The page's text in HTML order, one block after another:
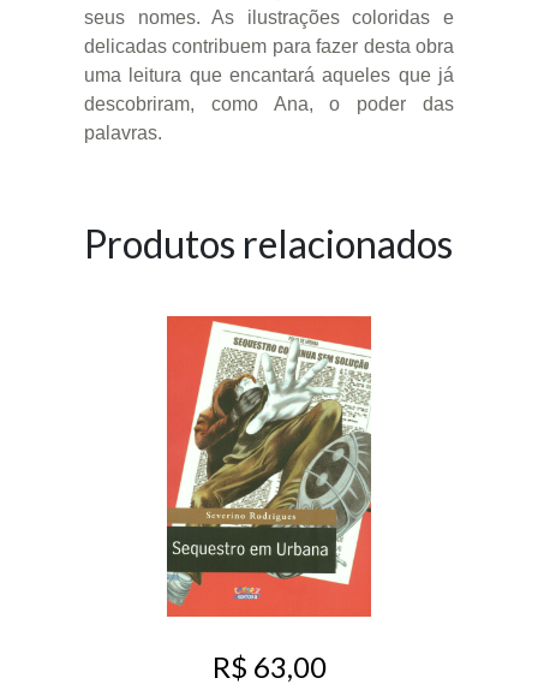
seus nomes. As ilustrações coloridas e
delicadas contribuem para fazer desta obra
uma leitura que encantará aqueles que já
descobriram, como Ana, o poder das
palavras.
Produtos relacionados
R$ 63,00